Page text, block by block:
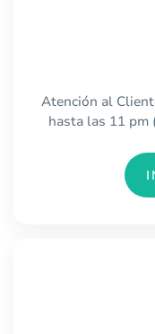
Atención al
hasta las 11 pm